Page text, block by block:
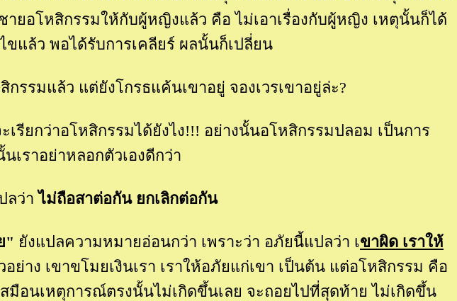
ายอโหสิกรรมให้กับผู้หญิงแล้ว คือ ไม่เอาเรื่องกับผู้หญิง เหตุนั้นก็ได้
ขแล้ว พอได้รับการเคลียร์ ผลนั้นก็เปลี่ยน
รรมแล้ว แต่ยังโกรธแค้นเขาอยู่ จองเวรเขาอยู่ล่ะ?
ยกว่าอโหสิกรรมได้ยังไง!!! อย่างนั้นอโหสิกรรมปลอม เป็นการ
เราอย่าหลอกตัวเองดีกว่า
ว่าไม่ถือสาต่อกัน ยกเลิกต่อกัน
" ังแปลความหมายอ่อนกว่า เพราะว่า อภัยนี้แปลว่า เขาผิด เราให้
ย่าง เขาขโมยเงินเรา เราให้อภัยแก่เขา เป็นต้น แต่อโหสิกรรม คือ
สมือนเหตุการณ์ตรงนั้นไม่เกิดขึ้นเลย จะถอยไปที่สุดท้าย ไม่เกิดขึ้น